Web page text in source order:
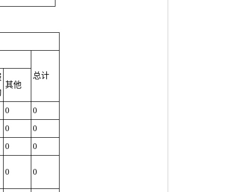
总计
其他
0 0
0 0
0 0
0 0